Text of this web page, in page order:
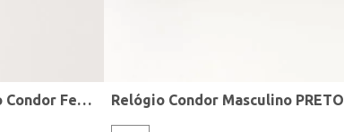
Kit Relógio + Acessório Condor Feminino DOURADO Relógio Condor Masculino PRETO